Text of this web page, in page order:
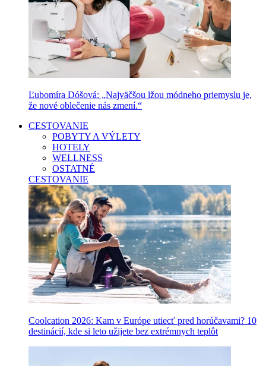
Ľubomíra Dóšová: „Najväčšou lžou módneho priemyslu je,
že nové oblečenie nás zmení.“
CESTOVANIE
POBYTY A VÝLETY
HOTELY
WELLNESS
OSTATNÉ
CESTOVANIE
Coolcation 2026: Kam v Európe utiecť pred horúčavami? 10
destinácií, kde si leto užijete bez extrémnych teplôt